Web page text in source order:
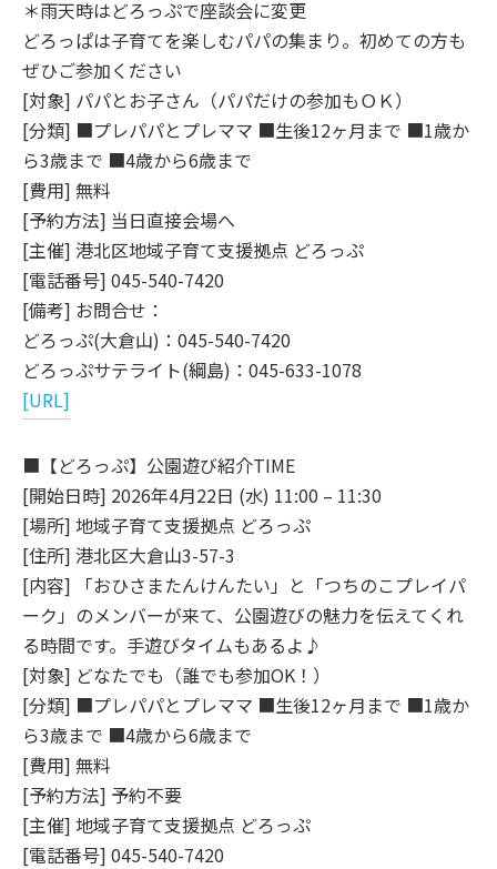
＊雨天時はどろっぷで座談会に変更
どろっぱは子育てを楽しむパパの集まり。初めての方も
ぜひご参加ください
[対象] パパとお子さん（パパだけの参加もＯＫ）
[分類] ■プレパパとプレママ ■生後12ヶ月まで ■1歳か
ら3歳まで ■4歳から6歳まで
[費用] 無料
[予約方法] 当日直接会場へ
[主催] 港北区地域子育て支援拠点 どろっぷ
[電話番号] 045-540-7420
[備考] お問合せ：
どろっぷ(大倉山)：045-540-7420
どろっぷサテライト(綱島)：045-633-1078
[URL]
■【どろっぷ】公園遊び紹介TIME
[開始日時] 2026年4月22日 (水) 11:00 – 11:30
[場所] 地域子育て支援拠点 どろっぷ
[住所] 港北区大倉山3-57-3
[内容] 「おひさまたんけんたい」と「つちのこプレイパ
ーク」のメンバーが来て、公園遊びの魅力を伝えてくれ
る時間です。手遊びタイムもあるよ♪
[対象] どなたでも（誰でも参加OK！）
[分類] ■プレパパとプレママ ■生後12ヶ月まで ■1歳か
ら3歳まで ■4歳から6歳まで
[費用] 無料
[予約方法] 予約不要
[主催] 地域子育て支援拠点 どろっぷ
[電話番号] 045-540-7420